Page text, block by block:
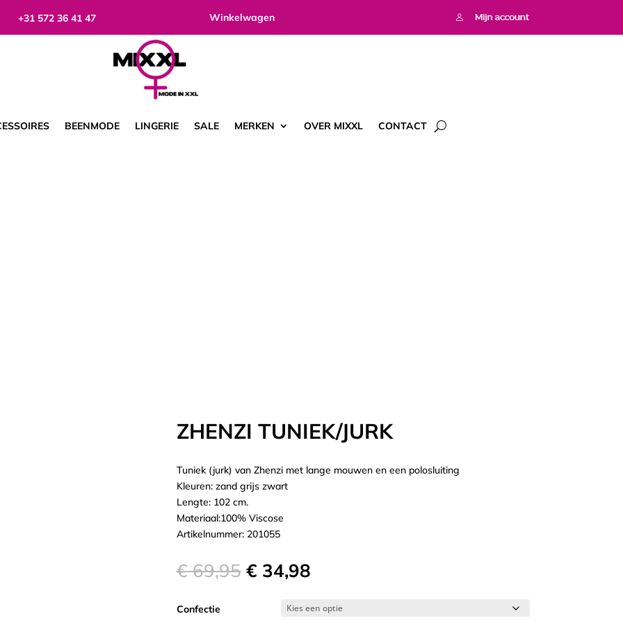
+31 572 36 41 47 Winkelwagen
BEENMODE LINGERIE SALE MERKEN OVER MIXXL CONTACT
ZHENZI TUNIEK/JURK
Tuniek (jurk) van Zhenzi met lange mouwen en een polosluiting
Kleuren: zand grijs zwart
Lengte: 102 cm.
Materiaal:100% Viscose
Artikelnummer: 201055
€69,95 Oorspronkelijke
€ 69,95.
€ 34,98Huidige
is:
€ 34,98.
Confectie